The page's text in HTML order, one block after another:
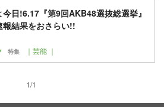
今日!6.17『第9回AKB48選抜総選挙』
報結果をおさらい!!
特集 ｜芸能 ｜
1/1